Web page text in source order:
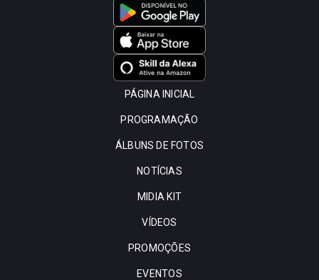
PÁGINA INICIAL
PROGRAMAÇÃO
ÁLBUNS DE FOTOS
NOTÍCIAS
MIDIA KIT
VÍDEOS
PROMOÇÕES
EVENTOS